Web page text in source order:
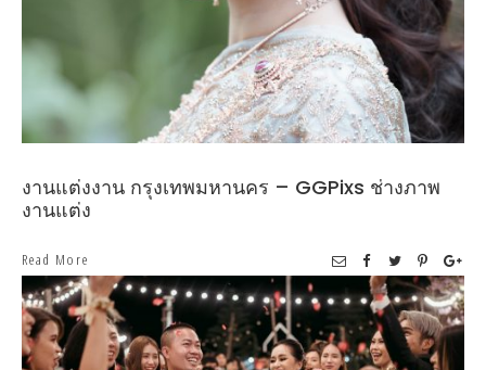
งานแต่งงาน กรุงเทพมหานคร – GGPixs ช่างภาพ
งานแต่ง
Read More